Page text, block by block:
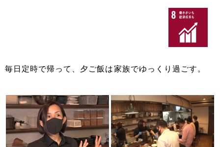
毎日定時で帰って、夕ご飯は家族でゆっくり過ごす。